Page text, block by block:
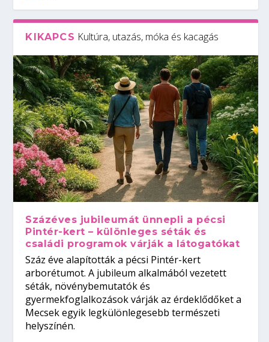
KIKAPCS Kultúra, utazás, móka és kacagás
Százéves jubileumát ünnepli a pécsi
Pintér-kert – különleges séták és
családi programok várják a látogatókat
Száz éve alapították a pécsi Pintér-kert
arborétumot. A jubileum alkalmából vezetett
séták, növénybemutatók és
gyermekfoglalkozások várják az érdeklődőket a
Mecsek egyik legkülönlegesebb természeti
helyszínén.